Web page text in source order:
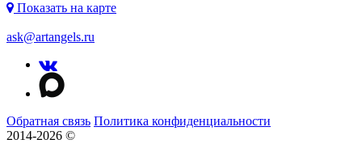
Показать на карте
ask@artangels.ru
Обратная связь Политика конфиденциальности
2014-2026 ©